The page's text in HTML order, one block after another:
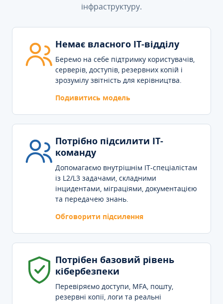
інфраструктуру.
Немає власного IT-відділу
Беремо на себе підтримку користувачів,
серверів, доступів, резервних копій і
зрозумілу звітність для керівництва.
Подивитись модель
Потрібно підсилити IT-
команду
Допомагаємо внутрішнім IT-спеціалістам
із L2/L3 задачами, складними
інцидентами, міграціями, документацією
та передачею знань.
Обговорити підсилення
Потрібен базовий рівень
кібербезпеки
Перевіряємо доступи, MFA, пошту,
резервні копії, логи та реальні